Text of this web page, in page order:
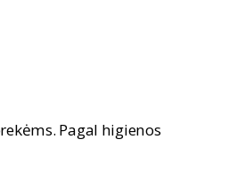
Pagal higienos